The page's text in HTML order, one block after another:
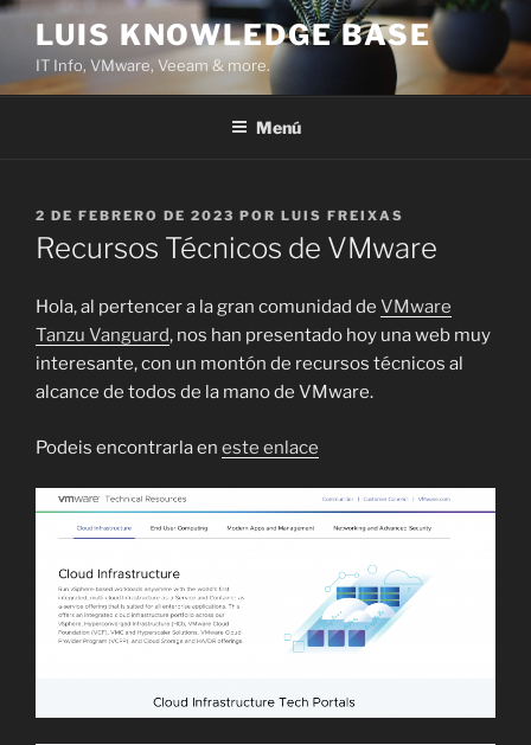
Saltar
contenido
LUIS KNOWLEDGE BASE
IT Info, VMware, Veeam & more.
Menú
PUBLICADO
EL
2 DE FEBRERO DE 2023 POR LUIS FREIXAS
Recursos Técnicos de VMware
Hola, al pertencer a la gran comunidad de VMware
Tanzu Vanguard, nos han presentado hoy una web muy
interesante, con un montón de recursos técnicos al
alcance de todos de la mano de VMware.
Podeis encontrarla en este enlace